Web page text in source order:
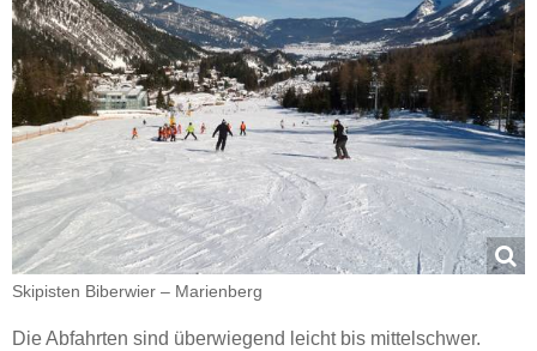
Skipisten Biberwier – Marienberg
Die Abfahrten sind überwiegend leicht bis mittelschwer.